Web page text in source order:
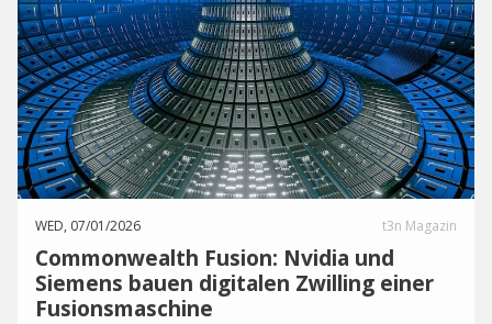
WED, 07/01/2026 t3n Magazin
Commonwealth Fusion: Nvidia und
Siemens bauen digitalen Zwilling einer
Fusionsmaschine